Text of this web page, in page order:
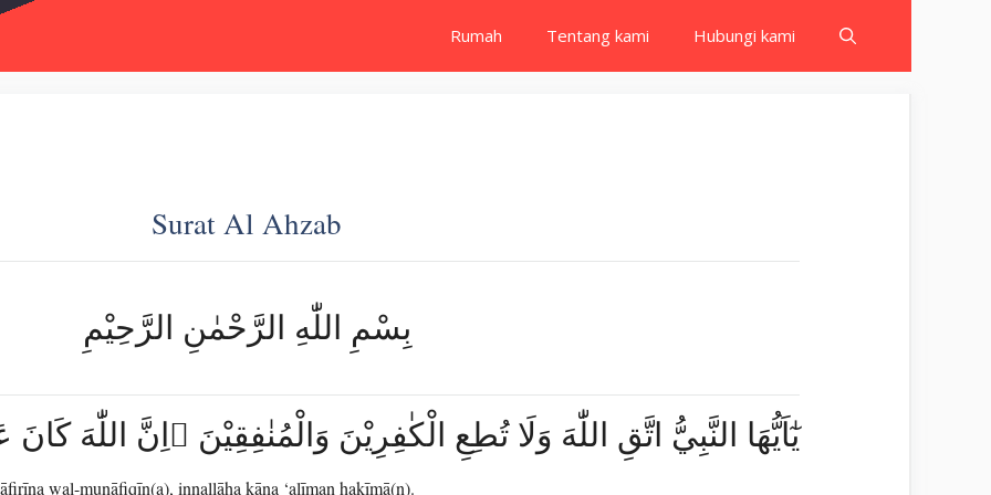
Rumah Tentang kami Hubungi kami
Surat Al Ahzab
بِسْمِ اللّٰهِ الرَّحْمٰنِ الرَّحِيْمِ
يٰٓاَيُّهَا النَّبِيُّ اتَّقِ اللّٰهَ وَلَا تُطِعِ الْكٰفِرِيْنَ وَالْمُنٰفِقِيْنَ ۗاِنَّ اللّٰهَ
wal-munāfiqīn(a), innallāha kāna ‘alīman ḥakīmā(n).